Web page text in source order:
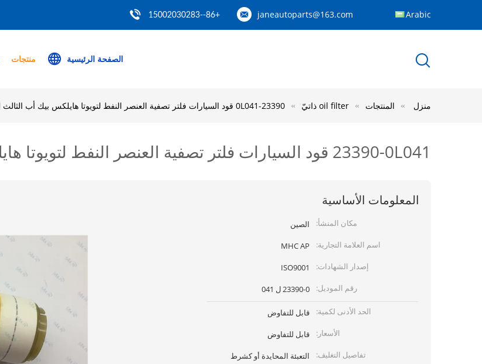
janeautoparts@163.com
+86--15002030283 Arabic
الصفحة الرئيسية منتجات
منزل المنتجات oil filter ذاتيّ 23390-0L041 قود السيارات فلتر تصفية العنصر النفط لتويوتا هايلكس بيك أب الثالث لكزس
23390-0L041 قود السيارات فلتر تصفية العنصر النفط لتويوتا هايلكس بيك أب الثالث لكزس
المعلومات الأساسية
مكان المنشأ:
الصين
اسم العلامة التجارية:
MHC AP
إصدار الشهادات:
ISO9001
رقم الموديل:
23390-0 ل 041
الحد الأدنى لكمية:
قابل للتفاوض
الأسعار:
قابل للتفاوض
تفاصيل التغليف:
التعبئة المحايدة أو كشرط